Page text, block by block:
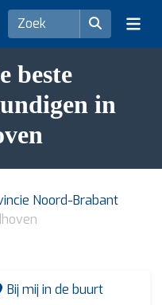
beste
in
Noord-Brabant
Bij mij in de buurt